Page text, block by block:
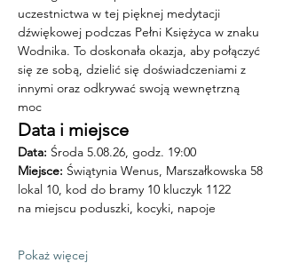
uczestnictwa w tej pięknej medytacji
dźwiękowej podczas Pełni Księżyca w znaku
Wodnika. To doskonała okazja, aby połączyć
się ze sobą, dzielić się doświadczeniami z
innymi oraz odkrywać swoją wewnętrzną
moc
Data i miejsce
Data: Środa 5.08.26, godz. 19:00
Miejsce: Świątynia Wenus, Marszałkowska 58
lokal 10, kod do bramy 10 kluczyk 1122
na miejscu poduszki, kocyki, napoje
Pokaż więcej